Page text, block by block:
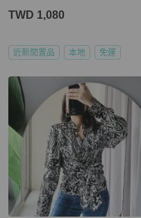
TWD 1,080
近新閒置品 本地 免運